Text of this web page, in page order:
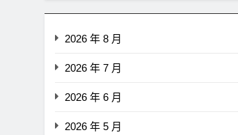
2026 年 8 月
2026 年 7 月
2026 年 6 月
2026 年 5 月